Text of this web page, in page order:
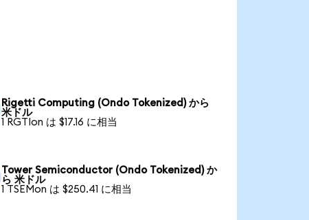
Rigetti Computing (Ondo Tokenized) から
米ドル
1 RGTIon は $17.16 に相当
Tower Semiconductor (Ondo Tokenized) か
ら 米ドル
1 TSEMon は $250.41 に相当